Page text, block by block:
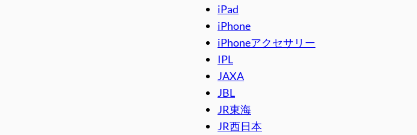
iPad
iPhone
iPhoneアクセサリー
IPL
JAXA
JBL
JR東海
JR西日本